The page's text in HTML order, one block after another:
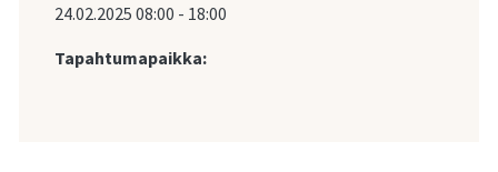
24.02.2025 08:00 - 18:00
Tapahtumapaikka: